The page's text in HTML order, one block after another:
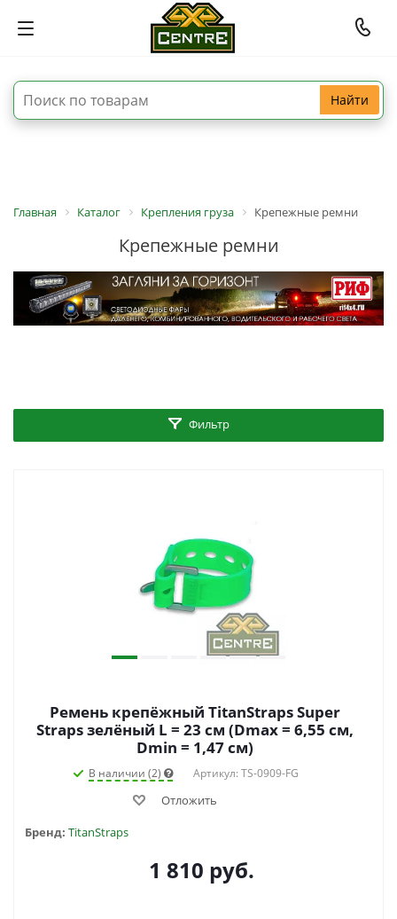
Найти
Главная Каталог Крепления груза Крепежные ремни
Крепежные ремни
Фильтр
Ремень крепёжный TitanStraps Super
Straps зелёный L = 23 см (Dmax = 6,55 см,
Dmin = 1,47 см)
В наличии (2) Артикул: TS-0909-FG
Отложить
Бренд: TitanStraps
1 810 руб.